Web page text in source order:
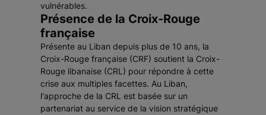
vulnérables.
Présence de la Croix-Rouge
française
Présente au Liban depuis plus de 10 ans, la
Croix-Rouge française (CRF) soutient la Croix-
Rouge libanaise (CRL) pour répondre à cette
crise aux multiples facettes. Au Liban,
l'approche de la CRL est basée sur un
partenariat au service de la vision stratégique